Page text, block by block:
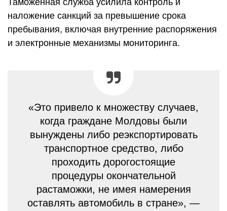
Таможенная служба усилила контроль и
наложение санкций за превышение срока
пребывания, включая внутренние распоряжения
и электронные механизмы мониторинга.
«Это привело к множеству случаев,
когда граждане Молдовы были
вынуждены либо реэкспортировать
транспортное средство, либо
проходить дорогостоящие
процедуры окончательной
растаможки, не имея намерения
оставлять автомобиль в стране», —